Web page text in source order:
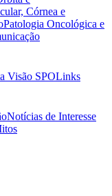
Córnea e
Patologia Oncológica e
Visão SPOLinks
Notícias de Interesse